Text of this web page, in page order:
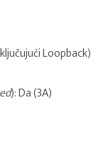
Loopback)
): Da (3A)